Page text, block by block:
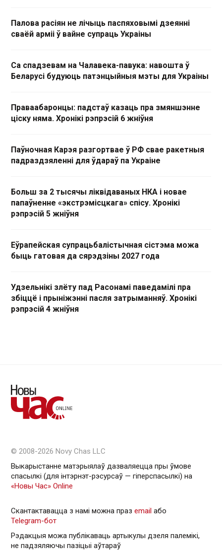
Палова расіян не лічыць паспяховымі дзеянні
сваёй арміі ў вайне супраць Украіны
Са спадзевам на Чалавека-павука: навошта ў
Беларусі будуюць патэнцыйныя мэты для Украіны
Праваабаронцы: падстаў казаць пра змяншэнне
ціску няма. Хронікі рэпрэсій 6 жніўня
Паўночная Карэя разгортвае ў РФ свае ракетныя
падраздзяленні для ўдараў па Украіне
Больш за 2 тысячы ліквідаваных НКА і новае
папаўненне «экстрэмісцкага» спісу. Хронікі
рэпрэсій 5 жніўня
Еўрапейская супрацьбалістычная сістэма можа
быць гатовая да сярэдзіны 2027 года
Удзельнікі злёту пад Расонамі паведамілі пра
збіццё і прыніжэнні пасля затрыманняў. Хронікі
рэпрэсій 4 жніўня
© 2008-2026 Novy Chas LLC
Выкарыстанне матэрыялаў дазваляецца пры ўмове
спасылкі (для інтэрнэт-рэсурсаў — гiперспасылкi) на
«Новы Час» Online
Скантактавацца з намі можна праз email або
Telegram-бот
Рэдакцыя можа публікаваць артыкулы дзеля палемікі,
не падзяляючы пазіцыі аўтараў